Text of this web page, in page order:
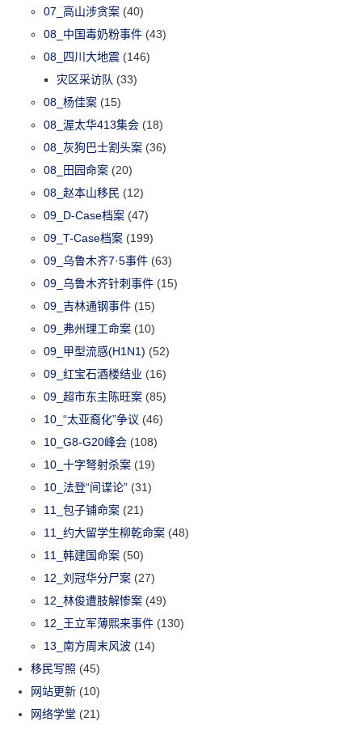
07_高山涉贪案 (40)
08_中国毒奶粉事件 (43)
08_四川大地震 (146)
灾区采访队 (33)
08_杨佳案 (15)
08_渥太华413集会 (18)
08_灰狗巴士割头案 (36)
08_田园命案 (20)
08_赵本山移民 (12)
09_D-Case档案 (47)
09_T-Case档案 (199)
09_乌鲁木齐7·5事件 (63)
09_乌鲁木齐针刺事件 (15)
09_吉林通钢事件 (15)
09_弗州理工命案 (10)
09_甲型流感(H1N1) (52)
09_红宝石酒楼结业 (16)
09_超市东主陈旺案 (85)
10_“太亚裔化”争议 (46)
10_G8-G20峰会 (108)
10_十字弩射杀案 (19)
10_法登“间谍论” (31)
11_包子铺命案 (21)
11_约大留学生柳乾命案 (48)
11_韩建国命案 (50)
12_刘冠华分尸案 (27)
12_林俊遭肢解惨案 (49)
12_王立军薄熙来事件 (130)
13_南方周末风波 (14)
移民写照 (45)
网站更新 (10)
网络学堂 (21)